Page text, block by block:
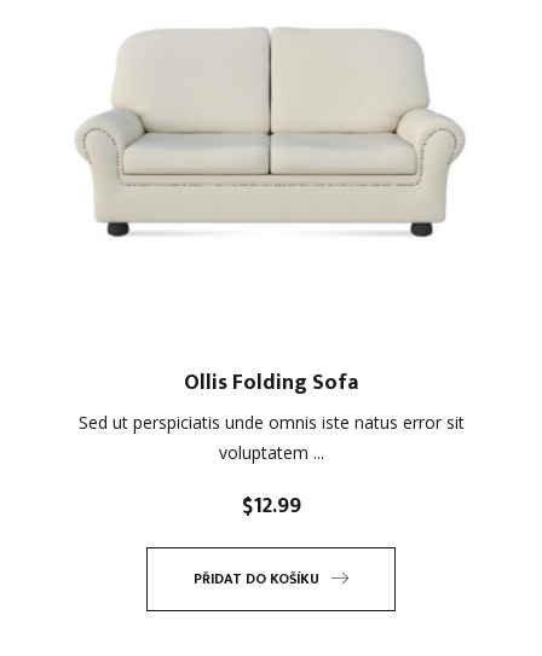
Ollis Folding Sofa
Sed ut perspiciatis unde omnis iste natus error sit
voluptatem ...
$12.99
PŘIDAT DO KOŠÍKU